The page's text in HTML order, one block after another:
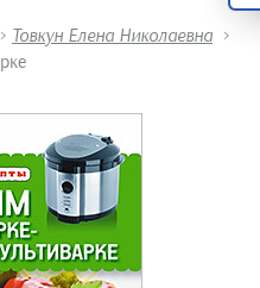
> Товкун Елена Николаевна >